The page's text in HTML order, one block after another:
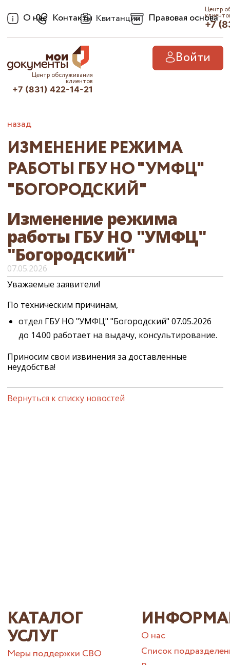
О нас Контакты Квитанции Правовая основа
Центр
+7
Войти
Центр обслуживания
клиентов
+7 (831) 422-14-21
назад
ИЗМЕНЕНИЕ РЕЖИМА
РАБОТЫ ГБУ НО "УМФЦ"
"БОГОРОДСКИЙ"
Изменение режима
работы ГБУ НО "УМФЦ"
"Богородский"
07.05.2026
Уважаемые заявители!
По техническим причинам,
отдел ГБУ НО "УМФЦ" "Богородский" 07.05.2026
до 14.00 работает на выдачу, консультирование.
Приносим свои извинения за доставленные
неудобства!
Вернуться к списку новостей
КАТАЛОГ
УСЛУГ
Меры поддержки СВО
О нас
Список